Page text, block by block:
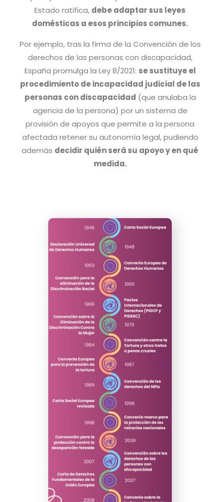
Estado ratifica, debe adaptar sus leyes
domésticas a esos principios comunes.
Por ejemplo, tras la firma de la Convención de los
derechos de las personas con discapacidad,
España promulga la Ley 8/2021: se sustituye el
procedimiento de incapacidad judicial de las
personas con discapacidad (que anulaba la
agencia de la persona) por un sistema de
provisión de apoyos que permite a la persona
afectada retener su autonomía legal, pudiendo
además decidir quién será su apoyo y en qué
medida.